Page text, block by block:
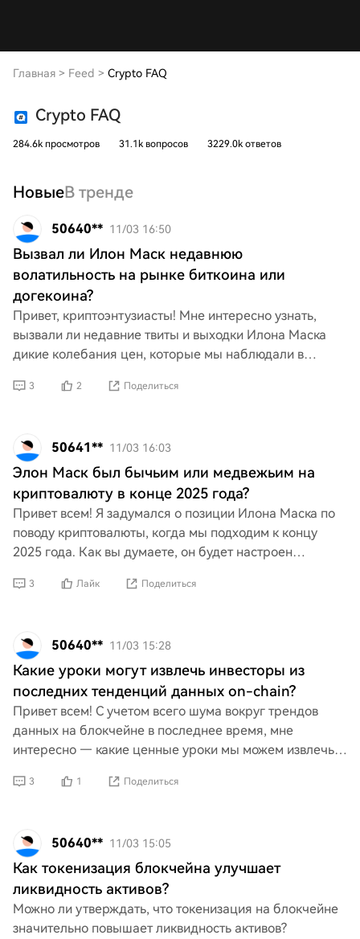
Главная > Feed > Crypto FAQ
Crypto FAQ
284.6k просмотров 31.1k вопросов 3229.0k ответов
НовыеВ тренде
50640** 11/03 16:50
Вызвал ли Илон Маск недавнюю
волатильность на рынке биткоина или
догекоина?
Привет, криптоэнтузиасты! Мне интересно узнать,
вызвали ли недавние твиты и выходки Илона Маска
дикие колебания цен, которые мы наблюдали в
его влияние
3 2 Поделиться
50641** 11/03 16:03
Элон Маск был бычьим или медвежьим на
криптовалюту в конце 2025 года?
Привет всем! Я задумался о позиции Илона Маска по
поводу криптовалюты, когда мы подходим к концу
2025 года. Как вы думаете, он будет настроен
пессимистичны
3 Лайк Поделиться
50640** 11/03 15:28
Какие уроки могут извлечь инвесторы из
последних тенденций данных on-chain?
Привет всем! С учетом всего шума вокруг трендов
данных на блокчейне в последнее время, мне
интересно — какие ценные уроки мы можем извлечь
паттерны, к
3 1 Поделиться
50640** 11/03 15:05
Как токенизация блокчейна улучшает
ликвидность активов?
Можно ли утверждать, что токенизация на блокчейне
значительно повышает ликвидность активов?